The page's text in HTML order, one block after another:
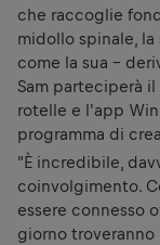
che raccoglie
midollo spinale,
come la sua -
Sam parteciperà
rotelle e l'app
programma di
"È incredibile,
coinvolgimento.
essere connesso
giorno troveranno